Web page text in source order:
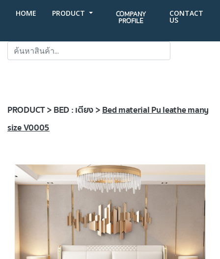
HOME PRODUCT COMPANY
PROFILE
CONTACT
US
PRODUCT > BED : เตียง >Bed material Pu leathe many
size V0005